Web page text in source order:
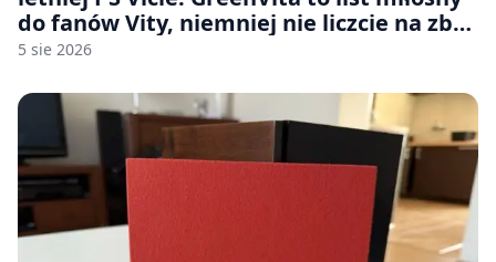
do fanów Vity, niemniej nie liczcie na zbyt
wiele [FELIETON]
5 sie 2026